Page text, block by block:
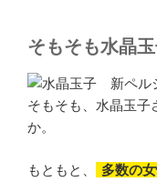
そもそも水晶
そもそも、水晶玉子
か。
もともと、 多数の